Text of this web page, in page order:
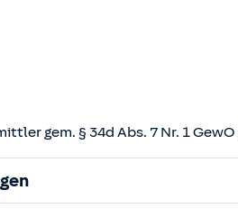
gem. § 34d Abs. 7 Nr. 1 GewO